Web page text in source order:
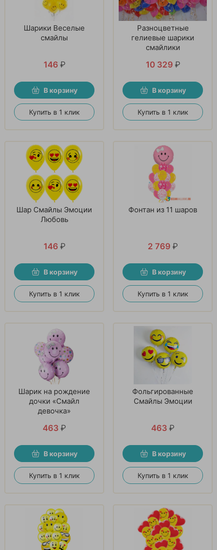
Шарики Веселые
смайлы
146 ₽
В корзину
Купить в 1 клик
Разноцветные
гелиевые шарики
смайлики
10 329 ₽
В корзину
Купить в 1 клик
Шар Смайлы Эмоции
Любовь
146 ₽
В корзину
Купить в 1 клик
Фонтан из 11 шаров
2 769 ₽
В корзину
Купить в 1 клик
Шарик на рождение
дочки «Смайл
девочка»
463 ₽
В корзину
Купить в 1 клик
Фольгированные
Смайлы Эмоции
463 ₽
В корзину
Купить в 1 клик